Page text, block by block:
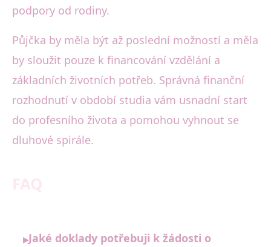
podpory od rodiny.
Půjčka by měla být až poslední možností a měla
by sloužit pouze k financování vzdělání a
základních životních potřeb. Správná finanční
rozhodnutí v období studia vám usnadní start
do profesního života a pomohou vyhnout se
dluhové spirále.
▸Jaké doklady potřebuji k žádosti o